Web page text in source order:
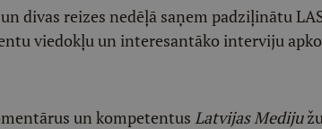
divas reizes nedēļā saņem padziļinātu
viedokļu un interesantāko interviju
un kompetentus Latvijas Mediju